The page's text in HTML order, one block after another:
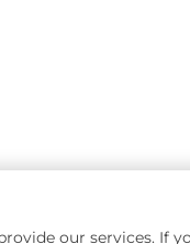
our services. If